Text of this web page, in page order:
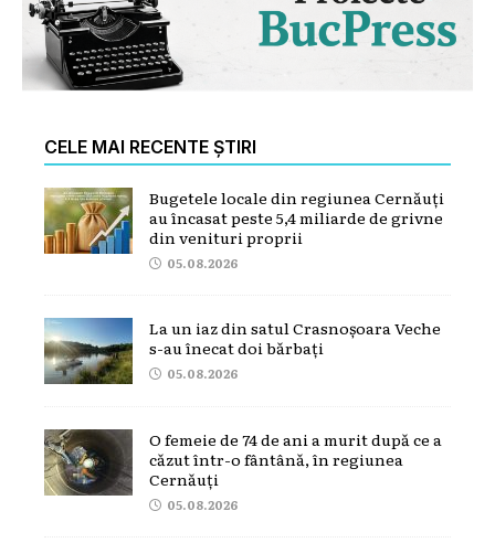
CELE MAI RECENTE ȘTIRI
Bugetele locale din regiunea Cernăuți
au încasat peste 5,4 miliarde de grivne
din venituri proprii
05.08.2026
La un iaz din satul Crasnoșoara Veche
s-au înecat doi bărbați
05.08.2026
O femeie de 74 de ani a murit după ce a
căzut într-o fântână, în regiunea
Cernăuți
05.08.2026